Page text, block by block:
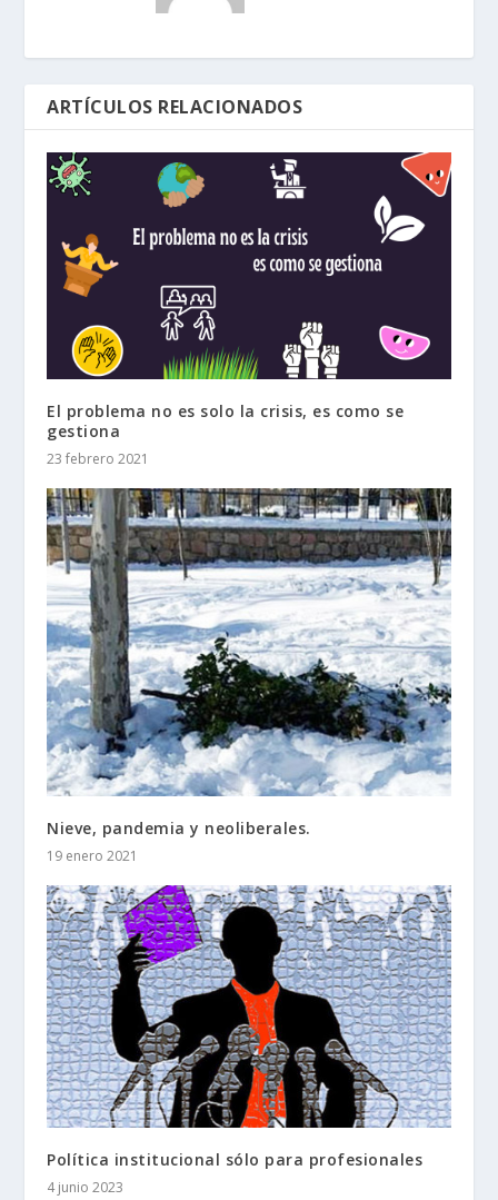
ARTÍCULOS RELACIONADOS
El problema no es solo la crisis, es como se
gestiona
23 febrero 2021
Nieve, pandemia y neoliberales.
19 enero 2021
Política institucional sólo para profesionales
4 junio 2023